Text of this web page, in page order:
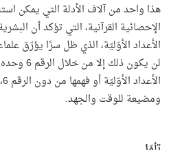
هذا واحد من آلاف الأدلة التي يمكن
الإحصائية القرآنية، التي تؤكد أن
الأعداد الأوّليّة، الذي ظل سرًا يؤرّق
لن يكون
ومضيعة للوقت والجهد.